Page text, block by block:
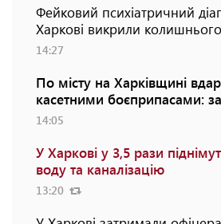
Фейковий психіатричний
Харкові викрили колишнього
14:27
По місту на Харківщині
касетними боєприпасами:
14:05
У Харкові у 3,5 рази
воду та каналізацію
13:20